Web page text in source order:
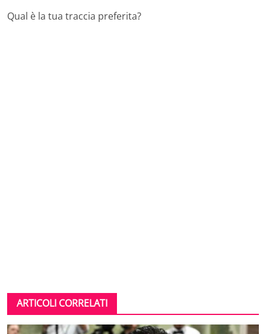
Qual è la tua traccia preferita?
ARTICOLI CORRELATI